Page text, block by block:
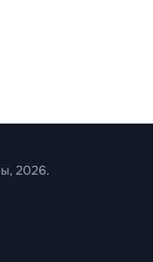
2026.